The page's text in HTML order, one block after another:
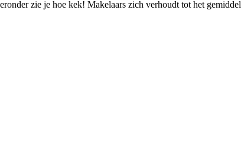
zie je hoe kek! Makelaars zich verhoudt tot het